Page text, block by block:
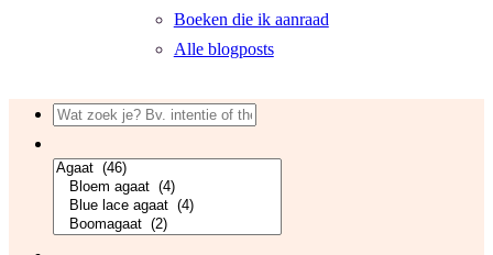
Boeken die ik aanraad
Alle blogposts